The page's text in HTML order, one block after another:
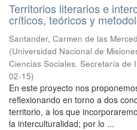
Territorios literarios e
críticos, teóricos y
Santander, Carmen de las
(Universidad Nacional de
Ciencias Sociales. Secretaría de
02-15)
En este proyecto nos
reflexionando en torno a dos
territorio, a los que
la interculturalidad; por lo ...